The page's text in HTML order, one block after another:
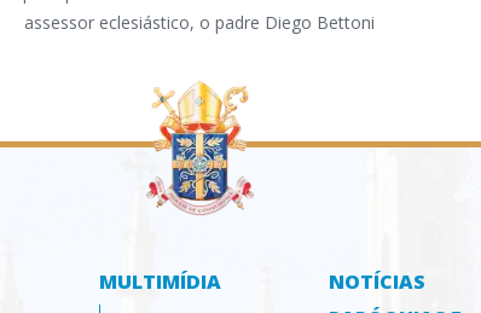
assessor eclesiástico, o padre Diego Bettoni
MULTIMÍDIA
NOTÍCIAS